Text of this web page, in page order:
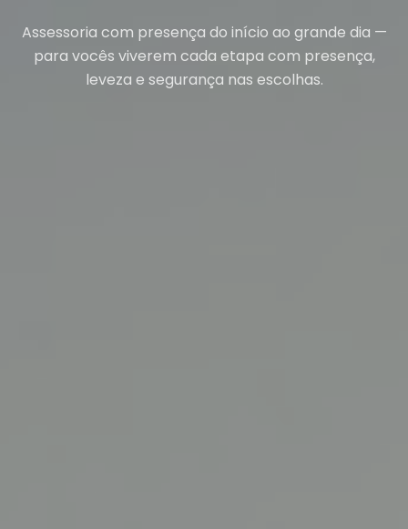
Assessoria com presença do início ao grande dia —
para vocês viverem cada etapa com presença,
leveza e segurança nas escolhas.